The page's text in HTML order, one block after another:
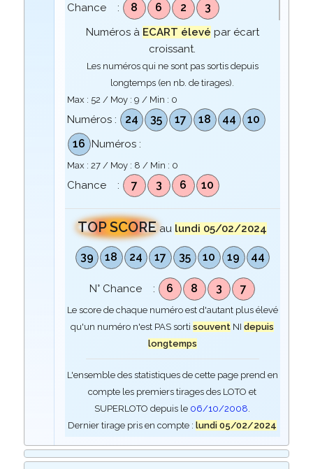
Chance : 8 6 2 3
Numéros à ECART élevé par écart
croissant.
Les numéros qui ne sont pas sortis depuis
longtemps (en nb. de tirages).
Max : 52 / Moy : 9 / Min : 0
Numéros : 24 35 17 18 44
10
16 Numéros :
Max : 27/ Moy : 8 / Min : 0
Chance : 7 3 6 10
TOP SCORE au lundi 05/02/2024
39 18 24 17 35 10 19 44
N° Chance : 6 8 3 7
Le score de chaque numéro est d'autant plus élevé
qu'un numéro n'est PAS sortisouvent NIdepuis
longtemps
L'ensemble des statistiques de cette page prend en
compte les premiers tirages des LOTO et
SUPERLOTO depuis le 06/10/2008.
Dernier tirage pris en compte :lundi 05/02/2024